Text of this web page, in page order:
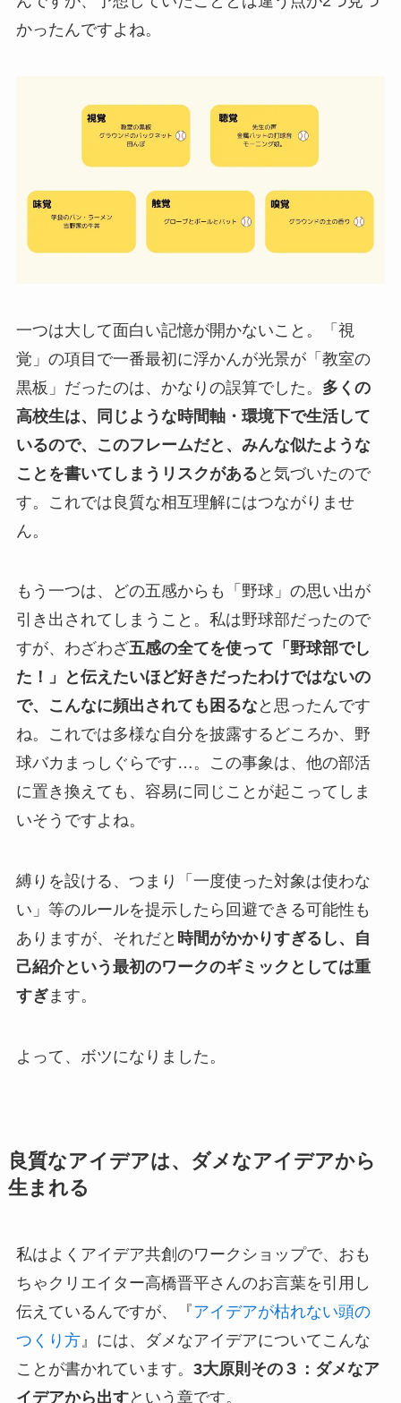
かったんですよね。
一つは大して面白い記憶が開かないこと。「視
覚」の項目で一番最初に浮かんが光景が「教室の
黒板」だったのは、かなりの誤算でした。 多くの
高校生は、同じような時間軸・環境下で生活して
いるので、このフレームだと、みんな似たような
ことを書いてしまうリスクがある と気づいたので
す。これでは良質な相互理解にはつながりませ
ん。
もう一つは、どの五感からも「野球」の思い出が
引き出されてしまうこと。私は野球部だったので
すが、わざわざ五感の全てを使って「野球部でし
た！」と伝えたいほど好きだったわけではないの
で、こんなに頻出されても困るなと思ったんです
ね。これでは多様な自分を披露するどころか、野
球バカまっしぐらです…。この事象は、他の部活
に置き換えても、容易に同じことが起こってしま
いそうですよね。
縛りを設ける、つまり「一度使った対象は使わな
い」等のルールを提示したら回避できる可能性も
ありますが、それだと 時間がかかりすぎるし、自
己紹介という最初のワークのギミックとしては重
すぎます。
よって、ボツになりました。
良質なアイデアは、ダメなアイデアから
生まれる
私はよくアイデア共創のワークショップで、おも
ちゃクリエイター高橋晋平さんのお言葉を引用し
伝えているんですが、『アイデアが枯れない頭の
つくり方』には、ダメなアイデアについてこんな
ことが書かれています。 3大原則その３：ダメなア
イデアから出すという章です。